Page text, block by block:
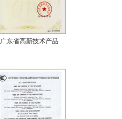
广东省高新技术产品